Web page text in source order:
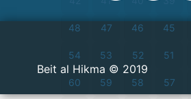
45
46
47
48
51
52
53
54
57
58
59
60
2019 © Beit al Hikma